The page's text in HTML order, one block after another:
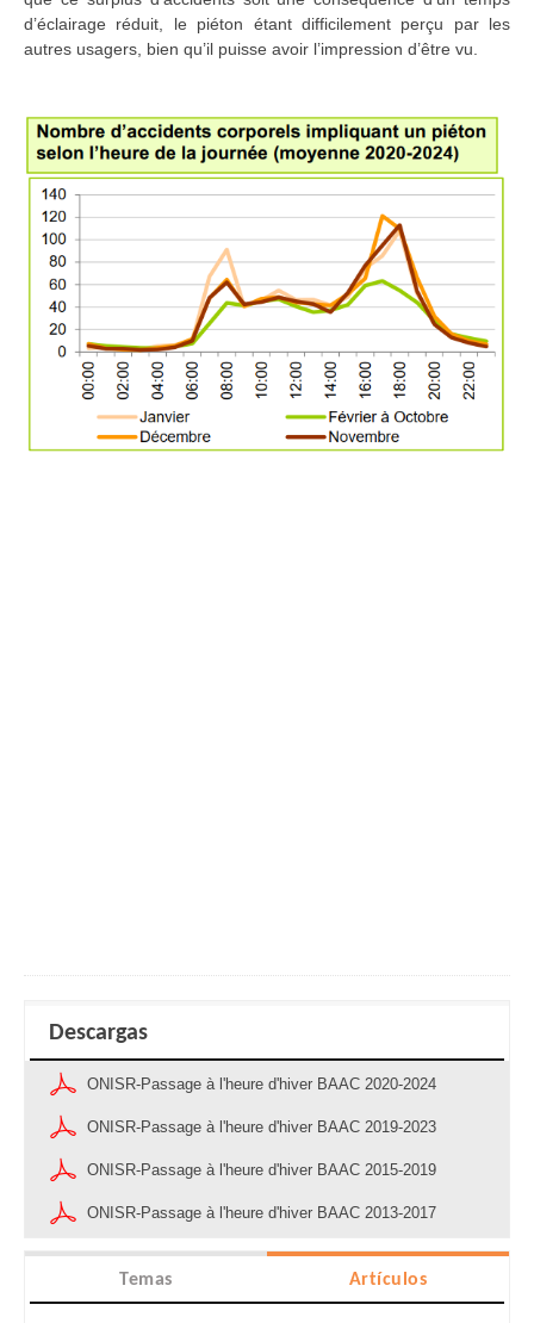
d’éclairage réduit, le piéton étant difficilement perçu par les
autres usagers, bien qu’il puisse avoir l’impression d’être vu.
Descargas
ONISR-Passage à l'heure d'hiver BAAC 2020-2024
ONISR-Passage à l'heure d'hiver BAAC 2019-2023
ONISR-Passage à l'heure d'hiver BAAC 2015-2019
ONISR-Passage à l'heure d'hiver BAAC 2013-2017
Temas Artículos